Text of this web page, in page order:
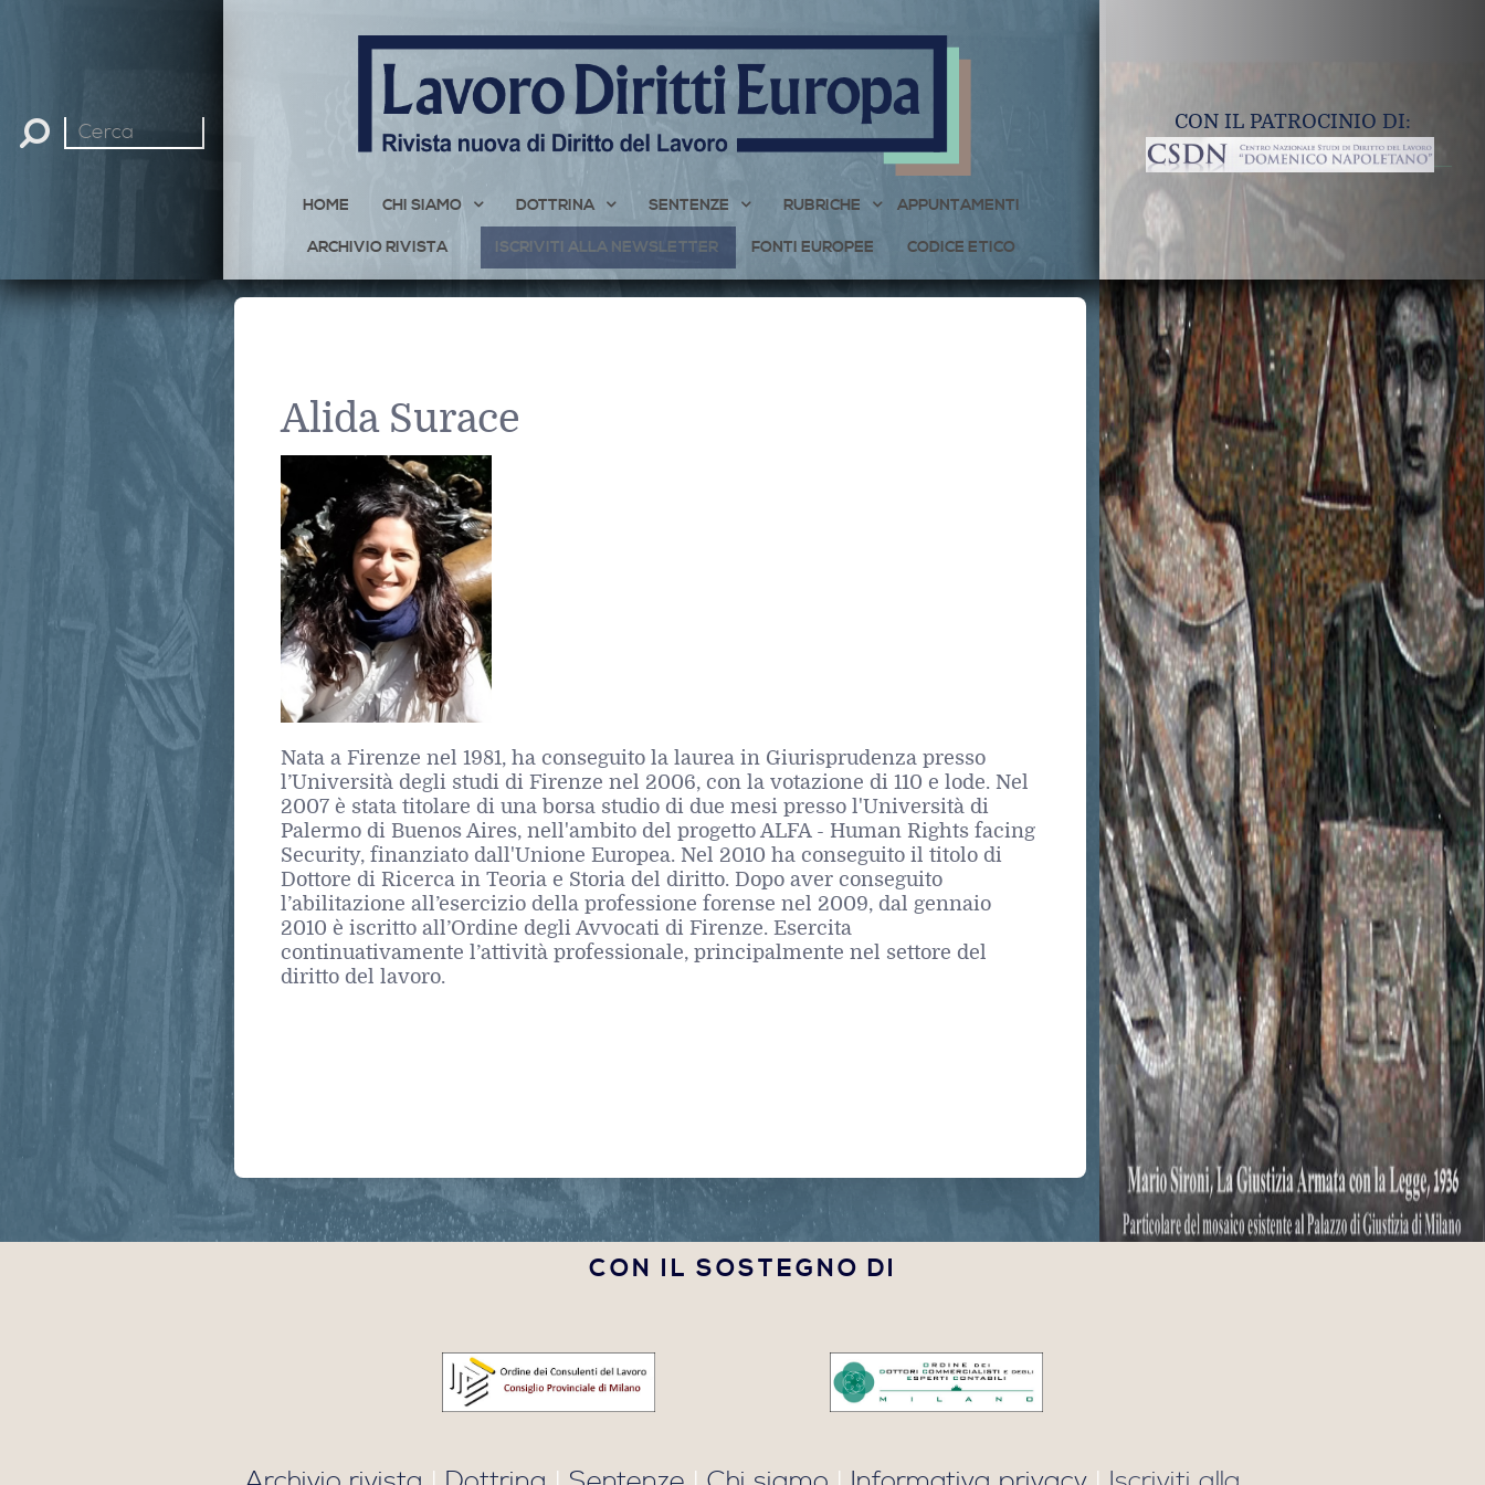
Cerca
nel
HOME CHI SIAMO DOTTRINA SENTENZE RUBRICHE APPUNTAMENTI
ARCHIVIO RIVISTA ISCRIVITI ALLA NEWSLETTER FONTI EUROPEE CODICE ETICO
CON IL PATROCINIO DI:
Alida Surace
Nata a Firenze nel 1981, ha conseguito la laurea in Giurisprudenza presso
l’Università degli studi di Firenze nel 2006, con la votazione di 110 e lode. Nel
2007 è stata titolare di una borsa studio di due mesi presso l'Università di
Palermo di Buenos Aires, nell'ambito del progetto ALFA - Human Rights facing
Security, finanziato dall'Unione Europea. Nel 2010 ha conseguito il titolo di
Dottore di Ricerca in Teoria e Storia del diritto. Dopo aver conseguito
l’abilitazione all’esercizio della professione forense nel 2009, dal gennaio
2010 è iscritto all’Ordine degli Avvocati di Firenze. Esercita
continuativamente l’attività professionale, principalmente nel settore del
diritto del lavoro.
CON IL SOSTEGNO DI